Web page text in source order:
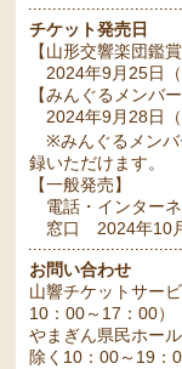
チケット発売日
【山形交響楽団鑑
2024年9月25日（
【みんぐるメンバ
2024年9月28日
※みんぐるメンバ
録いただけます。
【一般発売】
電話・インター
窓口 2024年10
お問い合わせ
山響チケットサー
10：00～17：00）
やまぎん県民ホー
除く10：00～19：